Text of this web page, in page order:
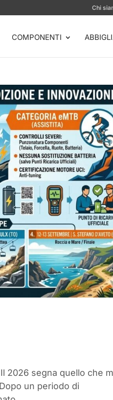
Chi
COMPONENTI
2026 segna quello che
un periodo di